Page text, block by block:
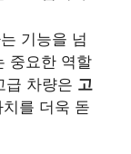
기능을 넘
중요한 역할
급 차량은 고
를 더욱 돋